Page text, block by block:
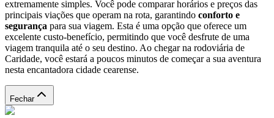
extremamente simples. Você pode comparar horários e preços das
principais viações que operam na rota, garantindo conforto e
segurança para sua viagem. Esta é uma opção que oferece um
excelente custo-benefício, permitindo que você desfrute de uma
viagem tranquila até o seu destino. Ao chegar na rodoviária de
Caridade, você estará a poucos minutos de começar a sua aventura
nesta encantadora cidade cearense.
Fechar